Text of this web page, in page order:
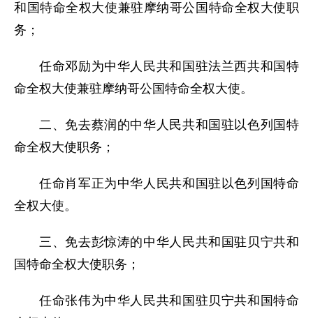
和国特命全权大使兼驻摩纳哥公国特命全权大使职
务；
任命邓励为中华人民共和国驻法兰西共和国特
命全权大使兼驻摩纳哥公国特命全权大使。
二、免去蔡润的中华人民共和国驻以色列国特
命全权大使职务；
任命肖军正为中华人民共和国驻以色列国特命
全权大使。
三、免去彭惊涛的中华人民共和国驻贝宁共和
国特命全权大使职务；
任命张伟为中华人民共和国驻贝宁共和国特命